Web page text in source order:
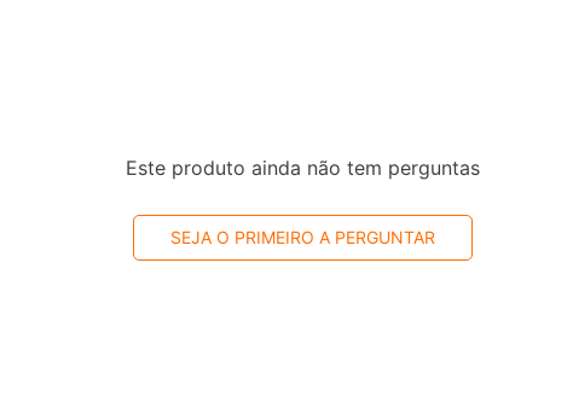
Este produto ainda não tem perguntas
SEJA O PRIMEIRO A PERGUNTAR